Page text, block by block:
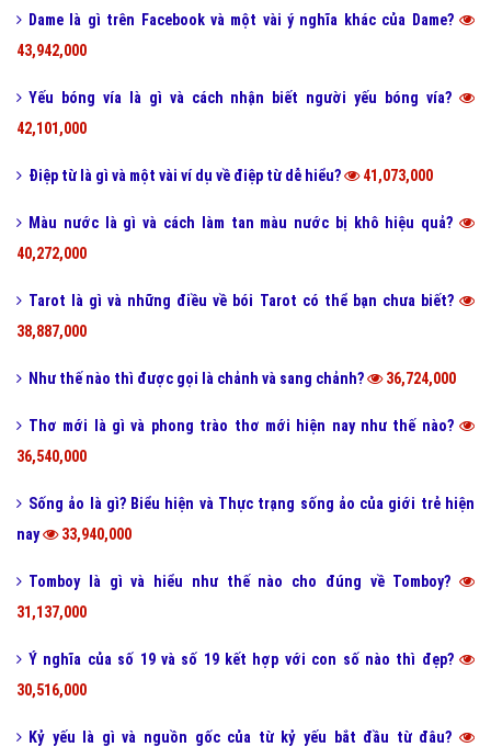
Dame là gì trên Facebook và một vài ý nghĩa khác của Dame?
43,942,000
Yếu bóng vía là gì và cách nhận biết người yếu bóng vía?
42,101,000
Điệp từ là gì và một vài ví dụ về điệp từ dễ hiểu? 41,073,000
Màu nước là gì và cách làm tan màu nước bị khô hiệu quả?
40,272,000
Tarot là gì và những điều về bói Tarot có thể bạn chưa biết?
38,887,000
Như thế nào thì được gọi là chảnh và sang chảnh? 36,724,000
Thơ mới là gì và phong trào thơ mới hiện nay như thế nào?
36,540,000
Sống ảo là gì? Biểu hiện và Thực trạng sống ảo của giới trẻ hiện
nay
33,940,000
Tomboy là gì và hiểu như thế nào cho đúng về Tomboy?
31,137,000
Ý nghĩa của số 19 và số 19 kết hợp với con số nào thì đẹp?
30,516,000
Kỷ yếu là gì và nguồn gốc của từ kỷ yếu bắt đầu từ đâu?